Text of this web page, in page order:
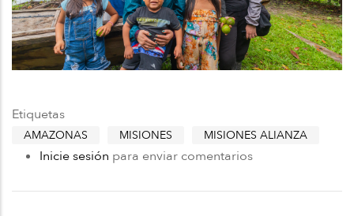
Etiquetas
AMAZONAS MISIONES MISIONES ALIANZA
Inicie sesión para enviar comentarios